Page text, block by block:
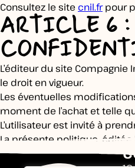
Consultez le site cnil.frpour
ARTICLE 6
L’éditeur du site
le droit en vigueur.
Les éventuelles
moment de l’achat et telle
L’utilisateur est invité à
La présente politique, éditée